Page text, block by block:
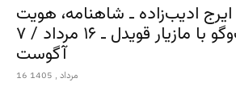
ایرج ادیب‌زاده ـ شاهنامه، هویت
ایرانی و گفت‌وگو با مازیار قویدل ـ ۱۶ مرداد / ۷
آگوست
16 مرداد , 1405